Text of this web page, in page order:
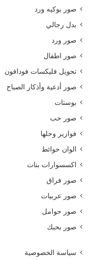
صور بوكيه ورد
بدل رجالي
صور ورد
صور اطفال
تحويل فليكسات فودافون
صور أدعية وأذكار الصباح
بوستات
صور حب
فوازير وحلها
الوان حوائط
اكسسوارات بنات
صور فراق
صور عربيات
صور حوامل
صور بحبك
سياسة الخصوصية